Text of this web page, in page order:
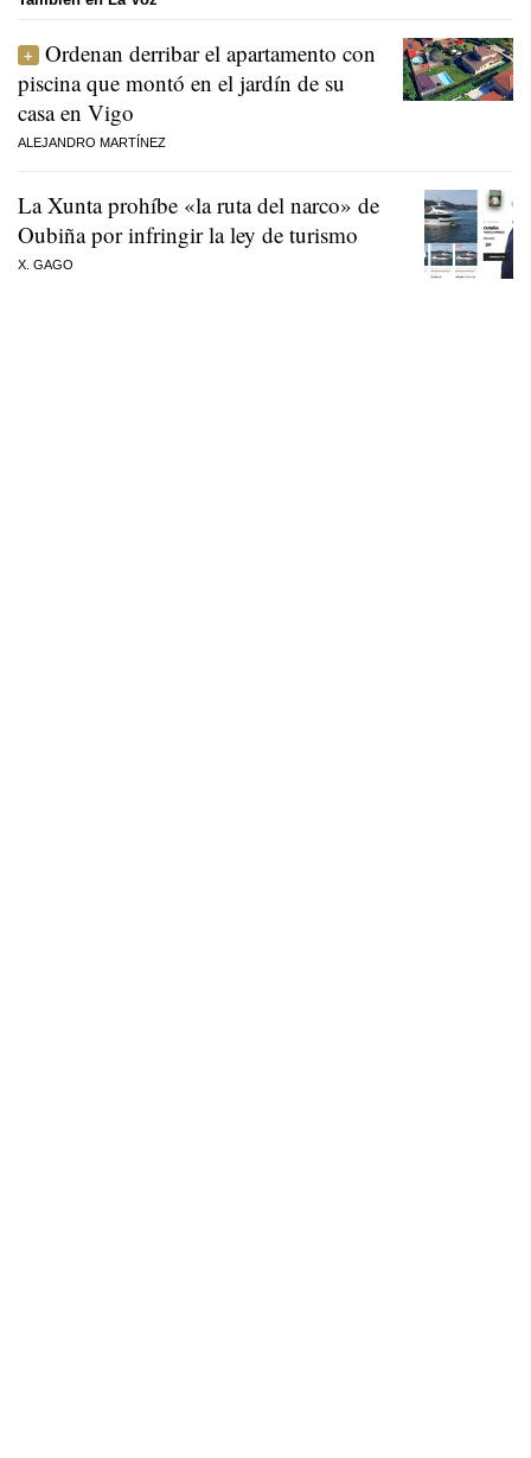
Ordenan derribar el apartamento con
piscina que montó en el jardín de su
casa en Vigo
ALEJANDRO MARTÍNEZ
La Xunta prohíbe «la ruta del narco» de
Oubiña por infringir la ley de turismo
X. GAGO